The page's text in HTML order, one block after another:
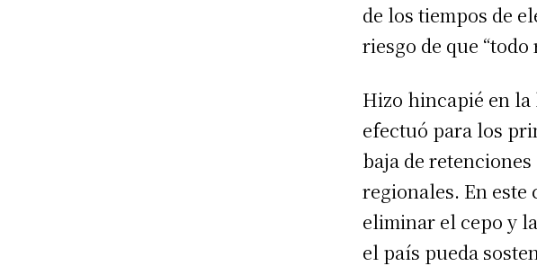
de los tiempos de
riesgo de que “todo
Hizo hincapié en la
efectuó para los
baja de
regionales. En este
eliminar el cepo y
el país pueda